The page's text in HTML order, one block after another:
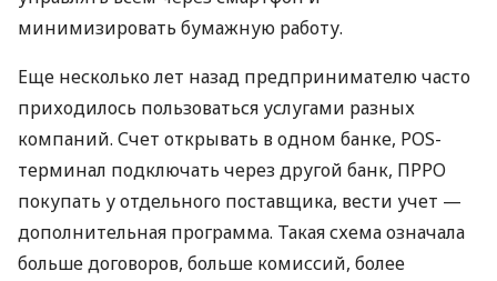
минимизировать бумажную работу.
Еще несколько лет назад предпринимателю часто
приходилось пользоваться услугами разных
компаний. Счет открывать в одном банке, POS-
терминал подключать через другой банк, ПРРО
покупать у отдельного поставщика, вести учет —
дополнительная программа. Такая схема означала
больше договоров, больше комиссий, более